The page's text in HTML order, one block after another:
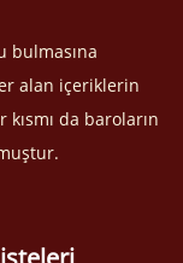
bulmasına
alan içeriklerin
kısmı da baroların